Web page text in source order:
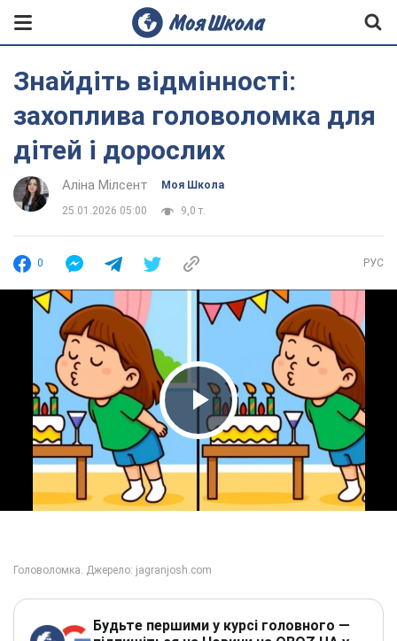
Знайдіть відмінності:
захоплива головоломка для
дітей і дорослих
Аліна Мілсент Моя Школа
25.01.2026 05:00 9,0 т.
0 РУС
Play Video
Будьте першими у курсі головного —